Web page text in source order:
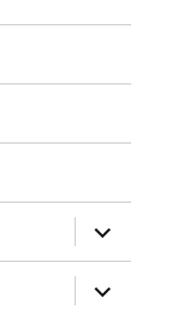
ouvrir
le
sous-
menu
ouvrir
le